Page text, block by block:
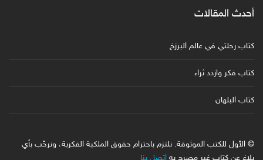
أحدث المقالات
كتاب رحلتي في عالم البرزخ
كتاب فكر وازدد ثراء
كتاب البلهان
© الأول للكتب الموثوقة. نلتزم باحترام حقوق الملكية الفكرية، ونرحّب بأي